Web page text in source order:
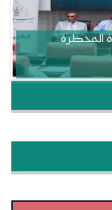
المحظرة